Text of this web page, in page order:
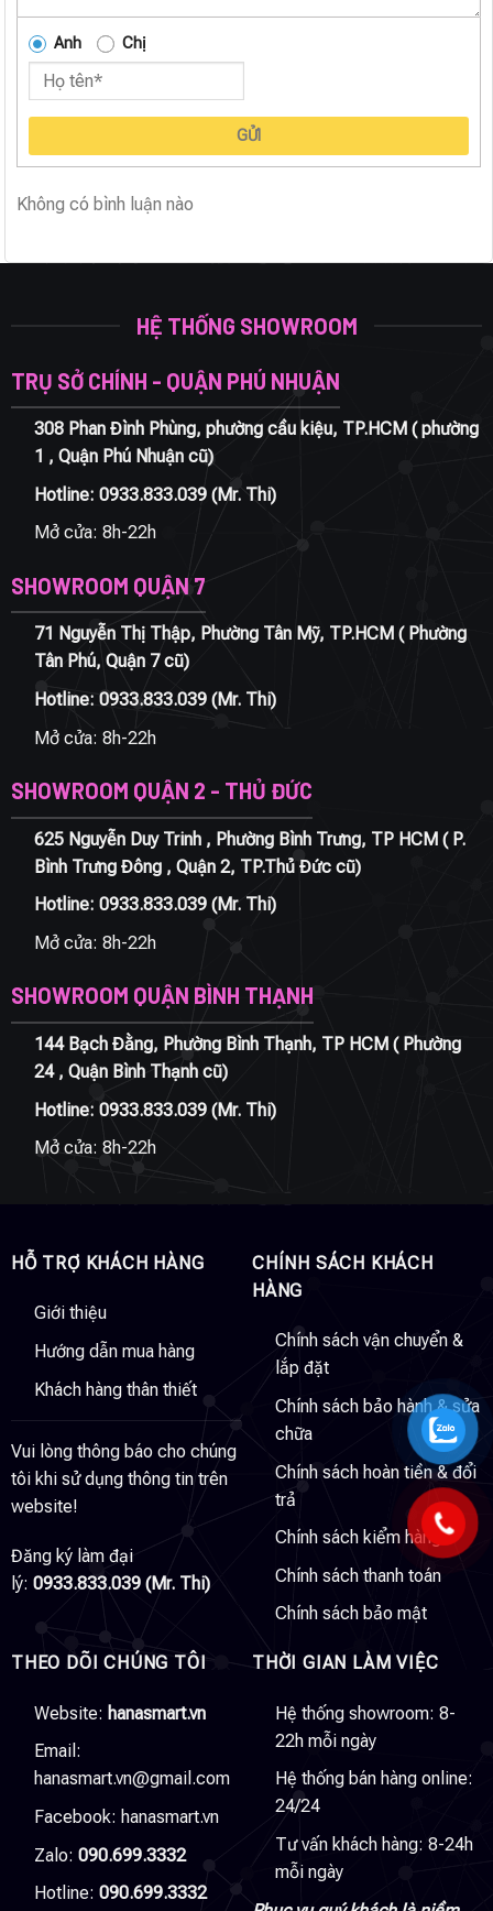
Anh Chị
GỬI
Không có bình luận nào
HỆ THỐNG SHOWROOM
TRỤ SỞ CHÍNH - QUẬN PHÚ NHUẬN
308 Phan Đình Phùng, phường cầu kiệu, TP.HCM ( phường
1 , Quận Phú Nhuận cũ)
Hotline: 0933.833.039(Mr. Thi)
Mở cửa: 8h-22h
SHOWROOM QUẬN 7
71 Nguyễn Thị Thập, Phường Tân Mỹ, TP.HCM ( Phường
Tân Phú, Quận 7 cũ)
Hotline: 0933.833.039(Mr. Thi)
Mở cửa: 8h-22h
SHOWROOM QUẬN 2 - THỦ ĐỨC
625 Nguyễn Duy Trinh , Phường Bình Trưng, TP HCM ( P.
Bình Trưng Đông , Quận 2, TP.Thủ Đức cũ)
Hotline: 0933.833.039(Mr. Thi)
Mở cửa: 8h-22h
SHOWROOM QUẬN BÌNH THẠNH
144 Bạch Đằng, Phường Bình Thạnh, TP HCM ( Phường
24 , Quận Bình Thạnh cũ)
Hotline: 0933.833.039(Mr. Thi)
Mở cửa: 8h-22h
HỖ TRỢ KHÁCH HÀNG
Giới thiệu
Hướng dẫn mua hàng
Khách hàng thân thiết
Vui lòng thông báo cho chúng
tôi khi sử dụng thông tin trên
website!
Đăng ký làm đại
lý: 0933.833.039 (Mr. Thi)
CHÍNH SÁCH KHÁCH
HÀNG
Chính sách vận chuyển &
lắp đặt
Chính sách bảo hành & sửa
chữa
Chính sách hoàn tiền & đổi
trả
Chính sách kiểm hàng
Chính sách thanh toán
Chính sách bảo mật
THEO DÕI CHÚNG TÔI
Website: hanasmart.vn
Email:
hanasmart.vn@gmail.com
Facebook: hanasmart.vn
Zalo: 090.699.3332
Hotline: 090.699.3332
THỜI GIAN LÀM VIỆC
Hệ thống showroom: 8-
22h mỗi ngày
Hệ thống bán hàng online:
24/24
Tư vấn khách hàng: 8-24h
mỗi ngày